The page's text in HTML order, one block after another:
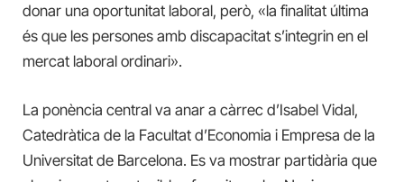
donar una oportunitat laboral, però, «la finalitat última
és que les persones amb discapacitat s’integrin en el
mercat laboral ordinari».
La ponència central va anar a càrrec d’Isabel Vidal,
Catedràtica de la Facultat d’Economia i Empresa de la
Universitat de Barcelona. Es va mostrar partidària que